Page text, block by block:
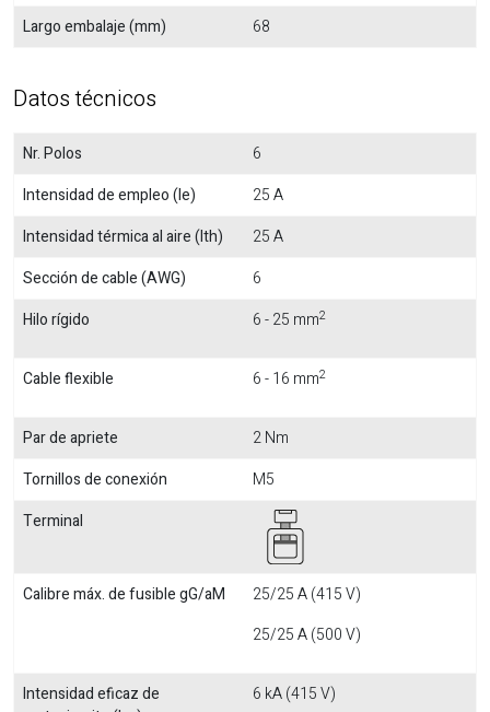
Largo embalaje (mm)
68
Datos técnicos
Nr. Polos
6
Intensidad de empleo (Ie)
25 A
Intensidad térmica al aire (Ith)
25 A
Sección de cable (AWG)
6
Hilo rígido
6 - 25 mm2
Cable flexible 6 - 16 mm2
Par de apriete
2 Nm
Tornillos de conexión
M5
Terminal
Calibre máx. de fusible gG/aM
25/25 A (415 V)
25/25 A (500 V)
Intensidad eficaz de
6 kA (415 V)